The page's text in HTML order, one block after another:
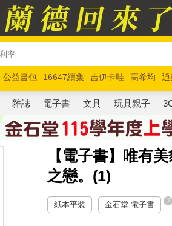
公益書包 16647續集 吉伊卡哇 高希均
通
馬斯克 玩具總動員5 超慢跑
雜誌 電子書 文具 玩具親子
【電子書】唯有
之戀。(1)
紙本平裝 金石堂 電子書 ?